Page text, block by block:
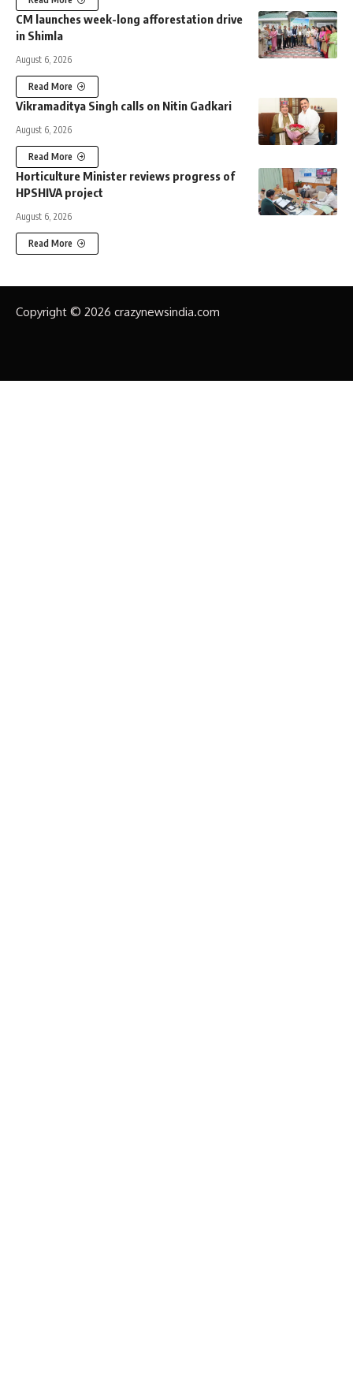
CM launches week-long afforestation drive
in Shimla
August 6, 2026
Read More
Vikramaditya Singh calls on Nitin Gadkari
August 6, 2026
Read More
Horticulture Minister reviews progress of
HPSHIVA project
August 6, 2026
Read More
Copyright © 2026 crazynewsindia.com